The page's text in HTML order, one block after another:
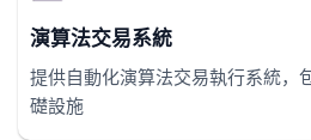
演算法交易系統
提供自動化演算法交易執行系統，
礎設施